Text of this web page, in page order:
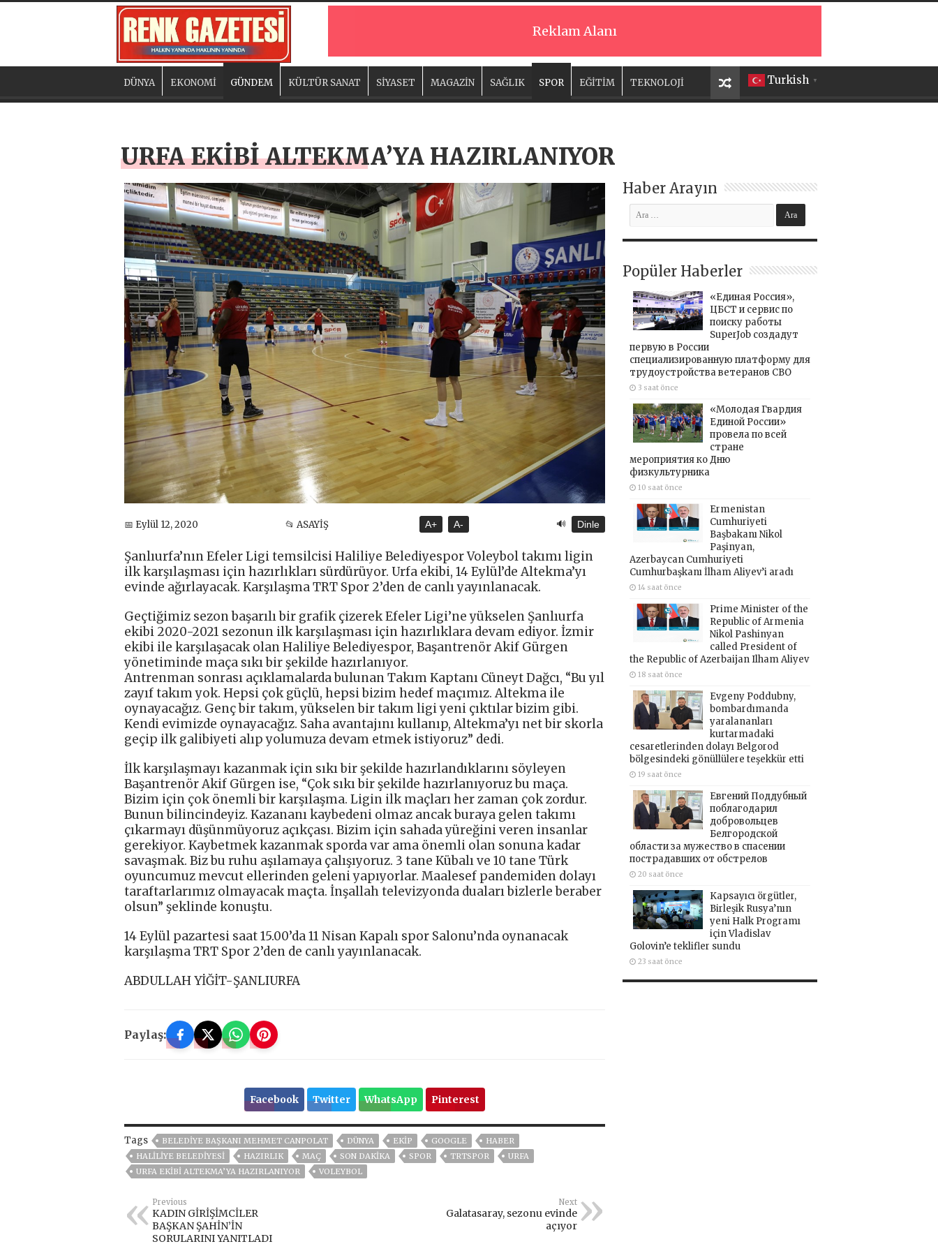
Reklam Alanı
Turkish ▼
DÜNYA EKONOMİ GÜNDEM KÜLTÜR SANAT SİYASET MAGAZİN SAĞLIK SPOR EĞİTİM TEKNOLOJİ
URFA EKİBİ ALTEKMA’YA HAZIRLANIYOR
📅 Eylül 12, 2020 📂 ASAYİŞ A+ A- 🔊 Dinle
Şanlıurfa’nın Efeler Ligi temsilcisi Haliliye Belediyespor Voleybol takımı ligin
ilk karşılaşması için hazırlıkları sürdürüyor. Urfa ekibi, 14 Eylül’de Altekma’yı
evinde ağırlayacak. Karşılaşma TRT Spor 2’den de canlı yayınlanacak.
Geçtiğimiz sezon başarılı bir grafik çizerek Efeler Ligi’ne yükselen Şanlıurfa
ekibi 2020-2021 sezonun ilk karşılaşması için hazırlıklara devam ediyor. İzmir
ekibi ile karşılaşacak olan Haliliye Belediyespor, Başantrenör Akif Gürgen
yönetiminde maça sıkı bir şekilde hazırlanıyor.
Antrenman sonrası açıklamalarda bulunan Takım Kaptanı Cüneyt Dağcı, “Bu yıl
zayıf takım yok. Hepsi çok güçlü, hepsi bizim hedef maçımız. Altekma ile
oynayacağız. Genç bir takım, yükselen bir takım ligi yeni çıktılar bizim gibi.
Kendi evimizde oynayacağız. Saha avantajını kullanıp, Altekma’yı net bir skorla
geçip ilk galibiyeti alıp yolumuza devam etmek istiyoruz” dedi.
İlk karşılaşmayı kazanmak için sıkı bir şekilde hazırlandıklarını söyleyen
Başantrenör Akif Gürgen ise, “Çok sıkı bir şekilde hazırlanıyoruz bu maça.
Bizim için çok önemli bir karşılaşma. Ligin ilk maçları her zaman çok zordur.
Bunun bilincindeyiz. Kazananı kaybedeni olmaz ancak buraya gelen takımı
çıkarmayı düşünmüyoruz açıkçası. Bizim için sahada yüreğini veren insanlar
gerekiyor. Kaybetmek kazanmak sporda var ama önemli olan sonuna kadar
savaşmak. Biz bu ruhu aşılamaya çalışıyoruz. 3 tane Kübalı ve 10 tane Türk
oyuncumuz mevcut ellerinden geleni yapıyorlar. Maalesef pandemiden dolayı
taraftarlarımız olmayacak maçta. İnşallah televizyonda duaları bizlerle beraber
olsun” şeklinde konuştu.
14 Eylül pazartesi saat 15.00’da 11 Nisan Kapalı spor Salonu’nda oynanacak
karşılaşma TRT Spor 2’den de canlı yayınlanacak.
ABDULLAH YİĞİT-ŞANLIURFA
Paylaş:
Facebook Twitter WhatsApp Pinterest
Tags BELEDIYE BAŞKANI MEHMET CANPOLAT DÜNYA EKİP GOOGLE
HABER
HALİLİYE BELEDİYESİ
HAZIRLIK MAÇ SON DAKIKA SPOR TRTSPOR
URFA
URFA EKİBİ ALTEKMA’YA HAZIRLANIYOR
VOLEYBOL
Previous
KADIN GİRİŞİMCİLER
BAŞKAN ŞAHİN’İN
SORULARINI YANITLADI
Next
Galatasaray, sezonu evinde
açıyor
Haber Arayın
Popüler Haberler
«Единая Россия»,
ЦБСТ и сервис по
поиску работы
SuperJob создадут
первую в России
специализированную платформу для
трудоустройства ветеранов СВО
3 saat önce
«Молодая Гвардия
Единой России»
провела по всей
стране
мероприятия ко Дню
физкультурника
10 saat önce
Ermenistan
Cumhuriyeti
Başbakanı Nikol
Paşinyan,
Azerbaycan Cumhuriyeti
Cumhurbaşkanı İlham Aliyev’i aradı
14 saat önce
Prime Minister of the
Republic of Armenia
Nikol Pashinyan
called President of
the Republic of Azerbaijan Ilham Aliyev
18 saat önce
Evgeny Poddubny,
bombardımanda
yaralananları
kurtarmadaki
cesaretlerinden dolayı Belgorod
bölgesindeki gönüllülere teşekkür etti
19 saat önce
Евгений Поддубный
поблагодарил
добровольцев
Белгородской
области за мужество в спасении
пострадавших от обстрелов
20 saat önce
Kapsayıcı örgütler,
Birleşik Rusya’nın
yeni Halk Programı
için Vladislav
Golovin’e teklifler sundu
23 saat önce